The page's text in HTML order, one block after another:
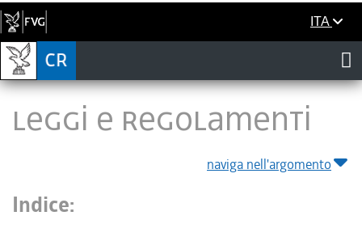
ITA
LEGGI E REGOLAMENTI
naviga nell'argomento
Indice: